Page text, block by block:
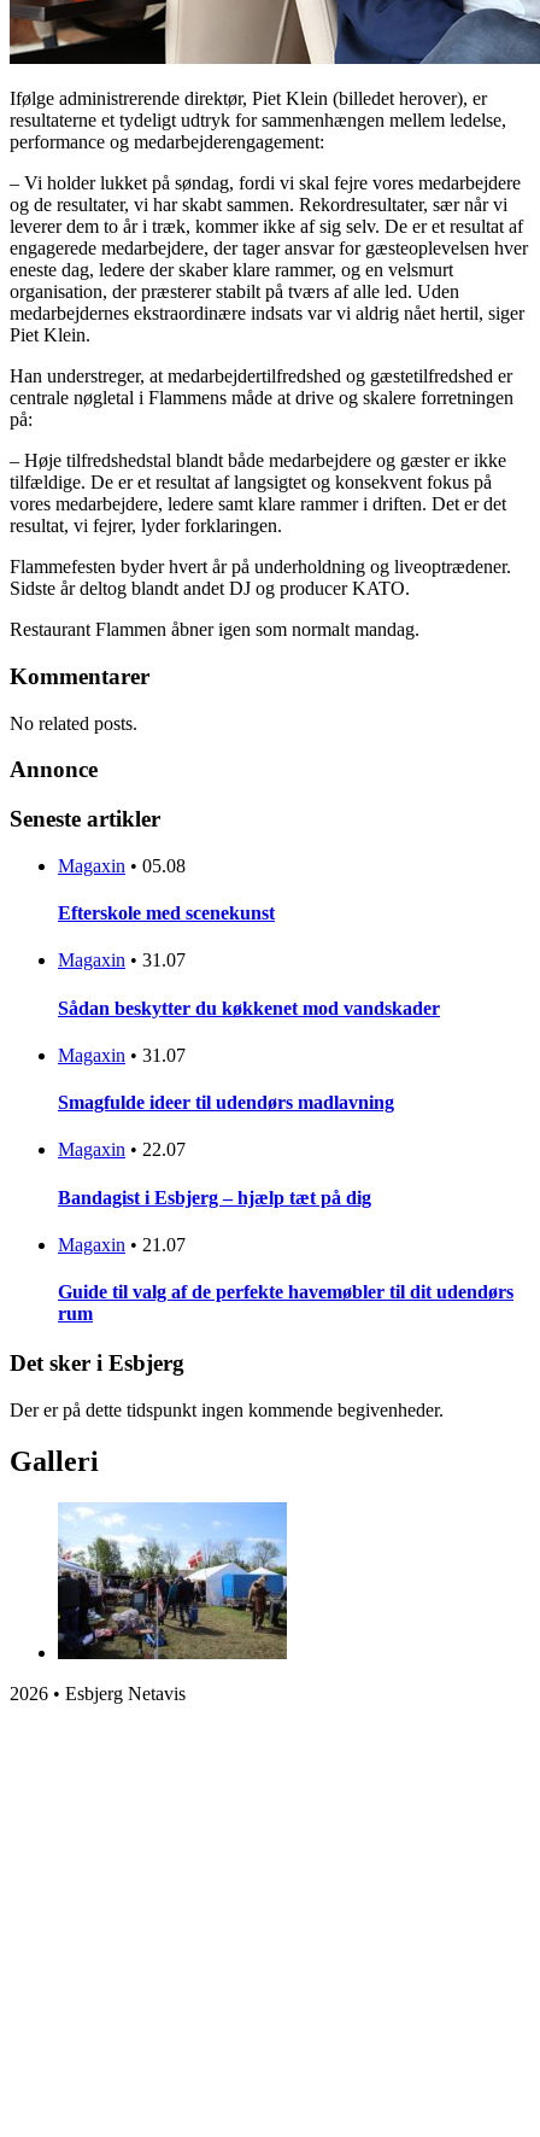
Ifølge administrerende direktør, Piet Klein (billedet herover), er
resultaterne et tydeligt udtryk for sammenhængen mellem ledelse,
performance og medarbejderengagement:
– Vi holder lukket på søndag, fordi vi skal fejre vores medarbejdere
og de resultater, vi har skabt sammen. Rekordresultater, sær når vi
leverer dem to år i træk, kommer ikke af sig selv. De er et resultat af
engagerede medarbejdere, der tager ansvar for gæsteoplevelsen hver
eneste dag, ledere der skaber klare rammer, og en velsmurt
organisation, der præsterer stabilt på tværs af alle led. Uden
medarbejdernes ekstraordinære indsats var vi aldrig nået hertil, siger
Piet Klein.
Han understreger, at medarbejdertilfredshed og gæstetilfredshed er
centrale nøgletal i Flammens måde at drive og skalere forretningen
på:
– Høje tilfredshedstal blandt både medarbejdere og gæster er ikke
tilfældige. De er et resultat af langsigtet og konsekvent fokus på
vores medarbejdere, ledere samt klare rammer i driften. Det er det
resultat, vi fejrer, lyder forklaringen.
Flammefesten byder hvert år på underholdning og liveoptrædener.
Sidste år deltog blandt andet DJ og producer KATO.
Restaurant Flammen åbner igen som normalt mandag.
Kommentarer
No related posts.
Annonce
Seneste artikler
Magaxin • 05.08
Efterskole med scenekunst
Magaxin • 31.07
Sådan beskytter du køkkenet mod vandskader
Magaxin • 31.07
Smagfulde ideer til udendørs madlavning
Magaxin • 22.07
Bandagist i Esbjerg – hjælp tæt på dig
Magaxin • 21.07
Guide til valg af de perfekte havemøbler til dit udendørs
rum
Det sker i Esbjerg
Der er på dette tidspunkt ingen kommende begivenheder.
Galleri
2026 • Esbjerg Netavis